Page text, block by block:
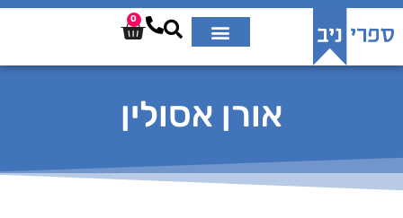
0
אורן אסולין